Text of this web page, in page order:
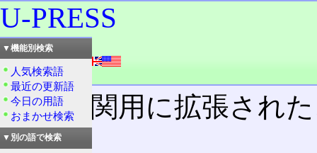
U-PRESS
読み：ユープレス
外語：U-PRESS
品詞：名詞
報道機関用に拡張され
格。
▼機能別検索
人気検索語
最近の更新語
今日の用語
おまかせ検索
▼別の語で検索